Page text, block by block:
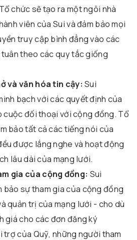
chức sẽ tạo ra một ngôi nhà
viên của Sui và đảm bảo mọi
truy cập bình đẳng vào các
theo các quy tắc giống
và văn hóa tin cậy: Sui
bạch với các quyết định của
cuộc đối thoại với cộng đồng. Tổ
bảo tất cả các tiếng nói của
được lắng nghe và hoạt động
lâu dài của mạng lưới.
gia của cộng đồng: Sui
bảo sự tham gia của cộng đồng
quản trị của mạng lưới - cho dù
giá cho các đơn đăng ký
của Quỹ, những người tham